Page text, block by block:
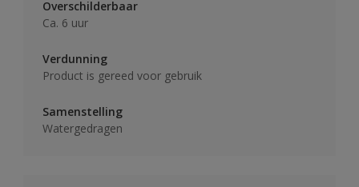
Overschilderbaar
Ca. 6 uur
Verdunning
Product is gereed voor gebruik
Samenstelling
Watergedragen